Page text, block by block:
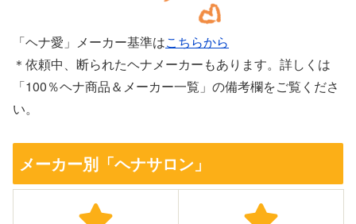
「ヘナ愛」メーカー基準はこちらから
＊依頼中、断られたヘナメーカーもあります。詳しくは
「100％ヘナ商品＆メーカー一覧」の備考欄をご覧くださ
い。
メーカー別「ヘナサロン」